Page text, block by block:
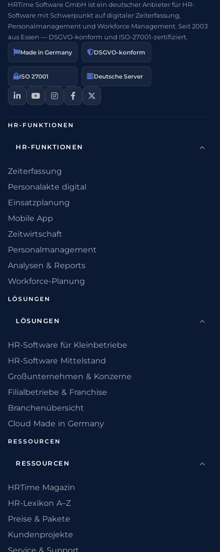
HRTime Software GmbH ist ein deutscher Anbieter für HR-
Software mit Schwerpunkt auf digitaler Zeiterfassung,
Personalmanagement und Workforce Management. Seit 2003
aus Essen — DSGVO-konform und ISO-27001-zertifiziert.
Made in Germany DSGVO-konform
ISO 27001 Deutsche Server
HR-FUNKTIONEN
HR-FUNKTIONEN
Zeiterfassung
Personalakte digital
Einsatzplanung
Mobile App
Zeitwirtschaft
Personalmanagement
Analysen & Reports
Workforce-Planung
LÖSUNGEN
LÖSUNGEN
HR-Software für Kleinbetriebe
HR-Software Mittelstand
Großunternehmen & Konzerne
Filialbetriebe & Franchise
Branchenübersicht
Cloud Made in Germany
RESSOURCEN
RESSOURCEN
HRTime Magazin
HR-Lexikon A–Z
Preise & Pakete
Kundenprojekte